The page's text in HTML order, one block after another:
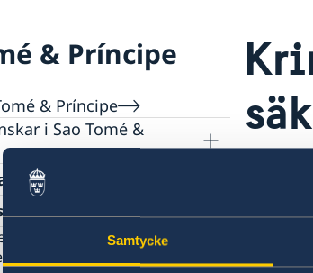
Samtycke
& Príncipe
& Príncipe
i Sao Tomé &
& Príncipe
tjänster
reseinformation
São